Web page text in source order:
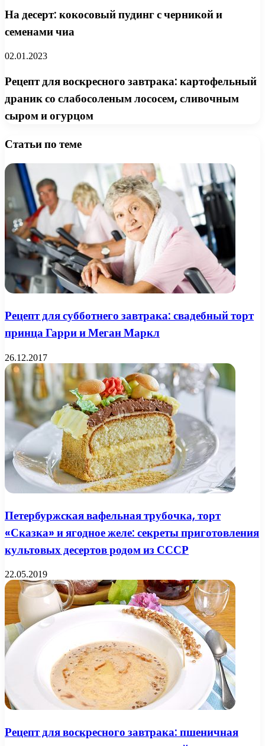
На десерт: кокосовый пудинг с черникой и
семенами чиа
02.01.2023
Рецепт для воскресного завтрака: картофельный
драник со слабосоленым лососем, сливочным
сыром и огурцом
Статьи по теме
Рецепт для субботнего завтрака: свадебный торт
принца Гарри и Меган Маркл
26.12.2017
Петербуржская вафельная трубочка, торт
«Сказка» и ягодное желе: секреты приготовления
культовых десертов родом из СССР
22.05.2019
Рецепт для воскресного завтрака: пшеничная